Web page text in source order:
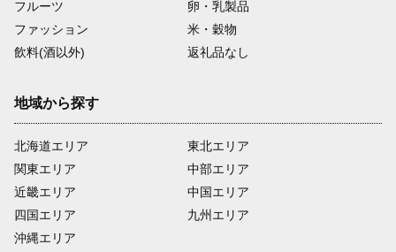
フルーツ
卵・乳製品
ファッション
米・穀物
飲料(酒以外)
返礼品なし
地域から探す
北海道エリア
関東エリア
近畿エリア
四国エリア
沖縄エリア
東北エリア
中部エリア
中国エリア
九州エリア